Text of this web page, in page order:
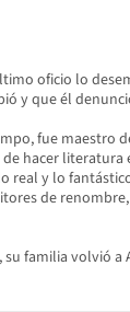
oficio lo
que él
fue
hacer
y lo
de
familia volvió